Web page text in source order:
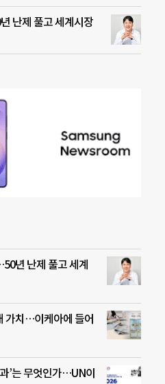
난제 풀고 세계시장
년 난제 풀고 세계
가치…이케아에 들어
’는 무엇인가…UN이